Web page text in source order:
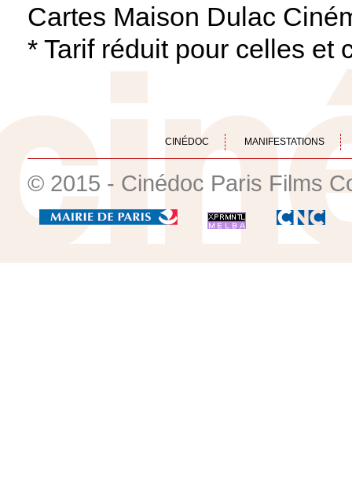
Cartes Maison Dulac
* Tarif réduit pour celles et
CINÉDOC MANIFESTATIONS
© 2015 - Cinédoc Paris Films